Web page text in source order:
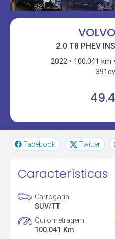
2.0 T8 PHEV
2022 100.041 km
391cv
Facebook Twitter
Características
Carroçaria
SUV/TT
Quilometragem
100.041 Km